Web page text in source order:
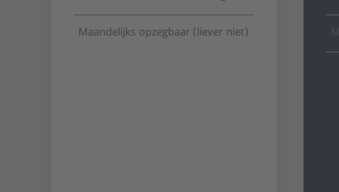
Maandelijks opzegbaar (liever niet)